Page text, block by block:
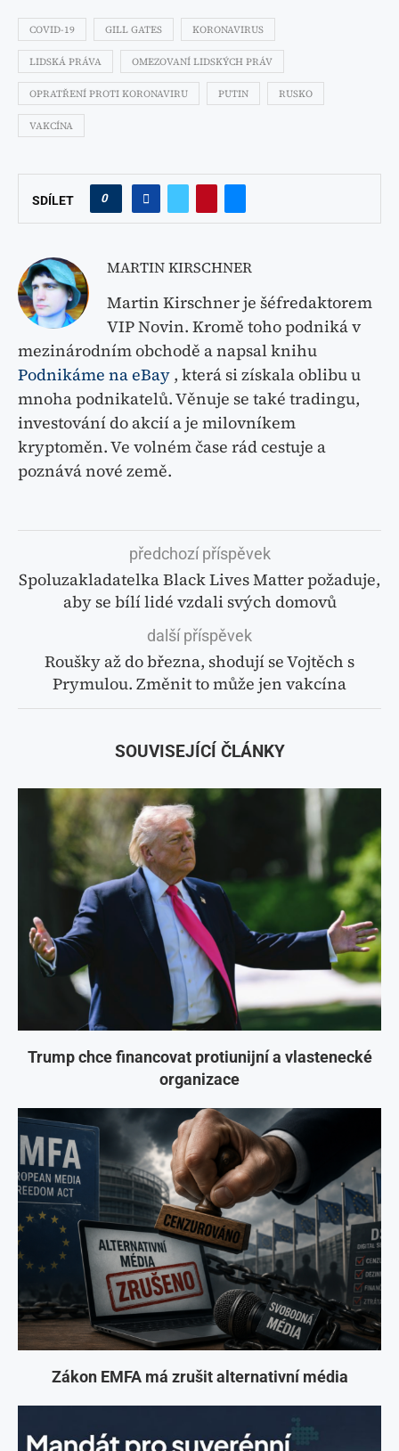
COVID-19 GILL GATES KORONAVIRUS
LIDSKÁ PRÁVA OMEZOVANÍ LIDSKÝCH PRÁV
OPRATŘENÍ PROTI KORONAVIRU PUTIN RUSKO
VAKCÍNA
SDÍLET 0
MARTIN KIRSCHNER
Martin Kirschner je šéfredaktorem
VIP Novin. Kromě toho podniká v
mezinárodním obchodě a napsal knihu
Podnikáme na eBay , která si získala oblibu u
mnoha podnikatelů. Věnuje se také tradingu,
investování do akcií a je milovníkem
kryptoměn. Ve volném čase rád cestuje a
poznává nové země.
předchozí příspěvek
Spoluzakladatelka Black Lives Matter požaduje,
aby se bílí lidé vzdali svých domovů
další příspěvek
Roušky až do března, shodují se Vojtěch s
Prymulou. Změnit to může jen vakcína
SOUVISEJÍCÍ ČLÁNKY
Trump chce financovat protiunijní a vlastenecké
organizace
Zákon EMFA má zrušit alternativní média